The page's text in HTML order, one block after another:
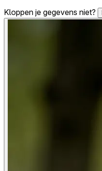
Kloppen je gegevens niet?